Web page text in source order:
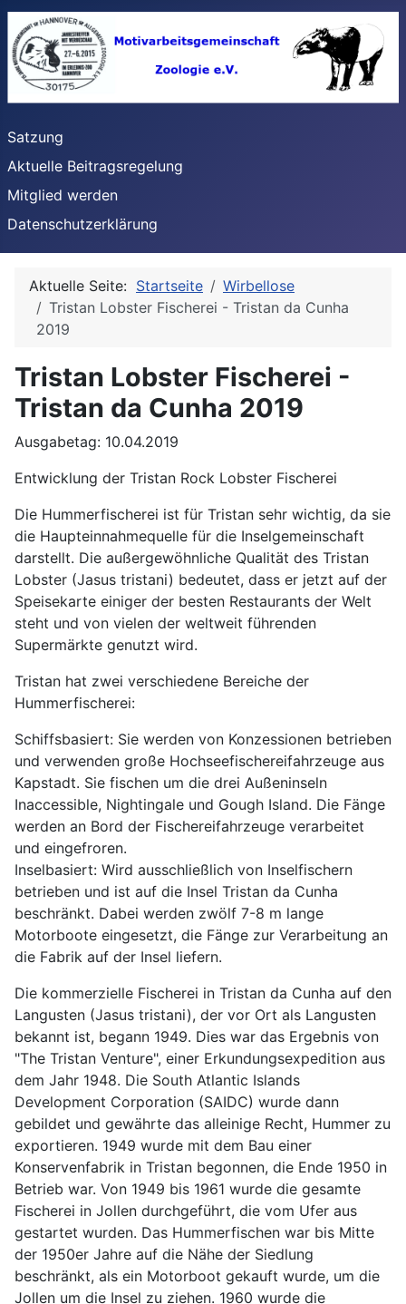
Satzung
Aktuelle Beitragsregelung
Mitglied werden
Datenschutzerklärung
Aktuelle Seite: Startseite
Wirbellose
Tristan Lobster Fischerei - Tristan da Cunha
2019
Tristan Lobster Fischerei -
Tristan da Cunha 2019
Ausgabetag: 10.04.2019
Entwicklung der Tristan Rock Lobster Fischerei
Die Hummerfischerei ist für Tristan sehr wichtig, da sie
die Haupteinnahmequelle für die Inselgemeinschaft
darstellt. Die außergewöhnliche Qualität des Tristan
Lobster (Jasus tristani) bedeutet, dass er jetzt auf der
Speisekarte einiger der besten Restaurants der Welt
steht und von vielen der weltweit führenden
Supermärkte genutzt wird.
Tristan hat zwei verschiedene Bereiche der
Hummerfischerei:
Schiffsbasiert: Sie werden von Konzessionen betrieben
und verwenden große Hochseefischereifahrzeuge aus
Kapstadt. Sie fischen um die drei Außeninseln
Inaccessible, Nightingale und Gough Island. Die Fänge
werden an Bord der Fischereifahrzeuge verarbeitet
und eingefroren.
Inselbasiert: Wird ausschließlich von Inselfischern
betrieben und ist auf die Insel Tristan da Cunha
beschränkt. Dabei werden zwölf 7-8 m lange
Motorboote eingesetzt, die Fänge zur Verarbeitung an
die Fabrik auf der Insel liefern.
Die kommerzielle Fischerei in Tristan da Cunha auf den
Langusten (Jasus tristani), der vor Ort als Langusten
bekannt ist, begann 1949. Dies war das Ergebnis von
"The Tristan Venture", einer Erkundungsexpedition aus
dem Jahr 1948. Die South Atlantic Islands
Development Corporation (SAIDC) wurde dann
gebildet und gewährte das alleinige Recht, Hummer zu
exportieren. 1949 wurde mit dem Bau einer
Konservenfabrik in Tristan begonnen, die Ende 1950 in
Betrieb war. Von 1949 bis 1961 wurde die gesamte
Fischerei in Jollen durchgeführt, die vom Ufer aus
gestartet wurden. Das Hummerfischen war bis Mitte
der 1950er Jahre auf die Nähe der Siedlung
beschränkt, als ein Motorboot gekauft wurde, um die
Jollen um die Insel zu ziehen. 1960 wurde die